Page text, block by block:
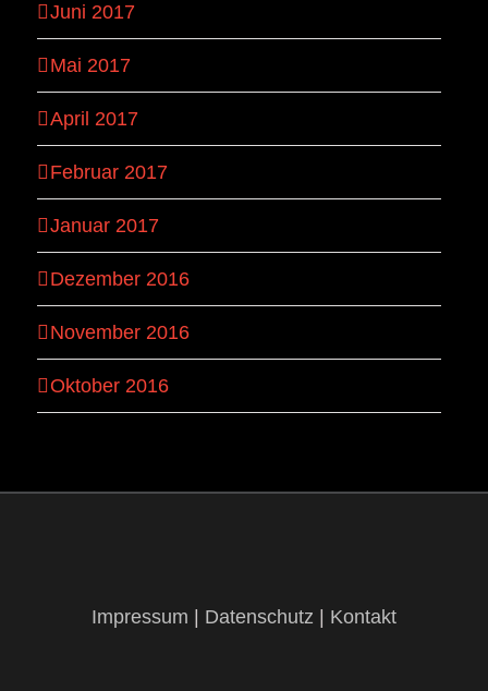
Juni 2017
Mai 2017
April 2017
Februar 2017
Januar 2017
Dezember 2016
November 2016
Oktober 2016
Impressum | Datenschutz | Kontakt